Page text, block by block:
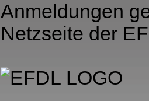
Anmeldungen
Netzseite der